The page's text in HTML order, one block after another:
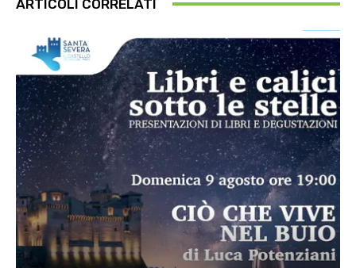
ARTICOLI CORRELATI